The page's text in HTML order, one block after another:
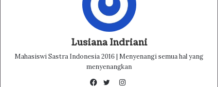
Lusiana Indriani
Mahasiswi Sastra Indonesia 2016 | Menyenangi semua hal yang
menyenangkan
Instagram